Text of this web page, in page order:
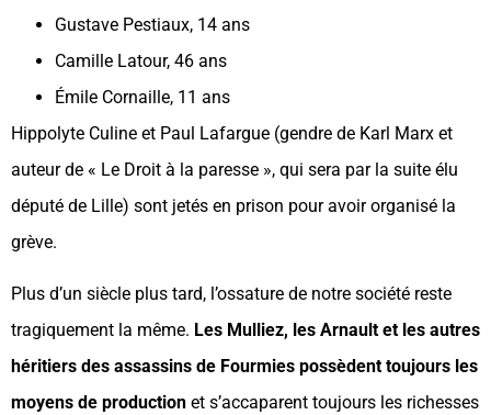
Gustave Pestiaux, 14 ans
Camille Latour, 46 ans
Émile Cornaille, 11 ans
Hippolyte Culine et Paul Lafargue (gendre de Karl Marx et
auteur de « Le Droit à la paresse », qui sera par la suite élu
député de Lille) sont jetés en prison pour avoir organisé la
grève.
Plus d’un siècle plus tard, l’ossature de notre société reste
tragiquement la même. Les Mulliez, les Arnault et les autres
héritiers des assassins de Fourmies possèdent toujours les
moyens de production et s’accaparent toujours les richesses